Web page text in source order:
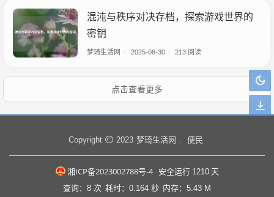
混沌与秩序对决存档，探索游戏世界的
密钥
梦琦生活网 2025-08-30 213 阅读
点击查看更多
Copyright 2023 梦琦生活网 便民
湘ICP备2023002788号-4 安全运行 1210 天
查询：8 次 耗时：0.164 秒 内存：5.43 M